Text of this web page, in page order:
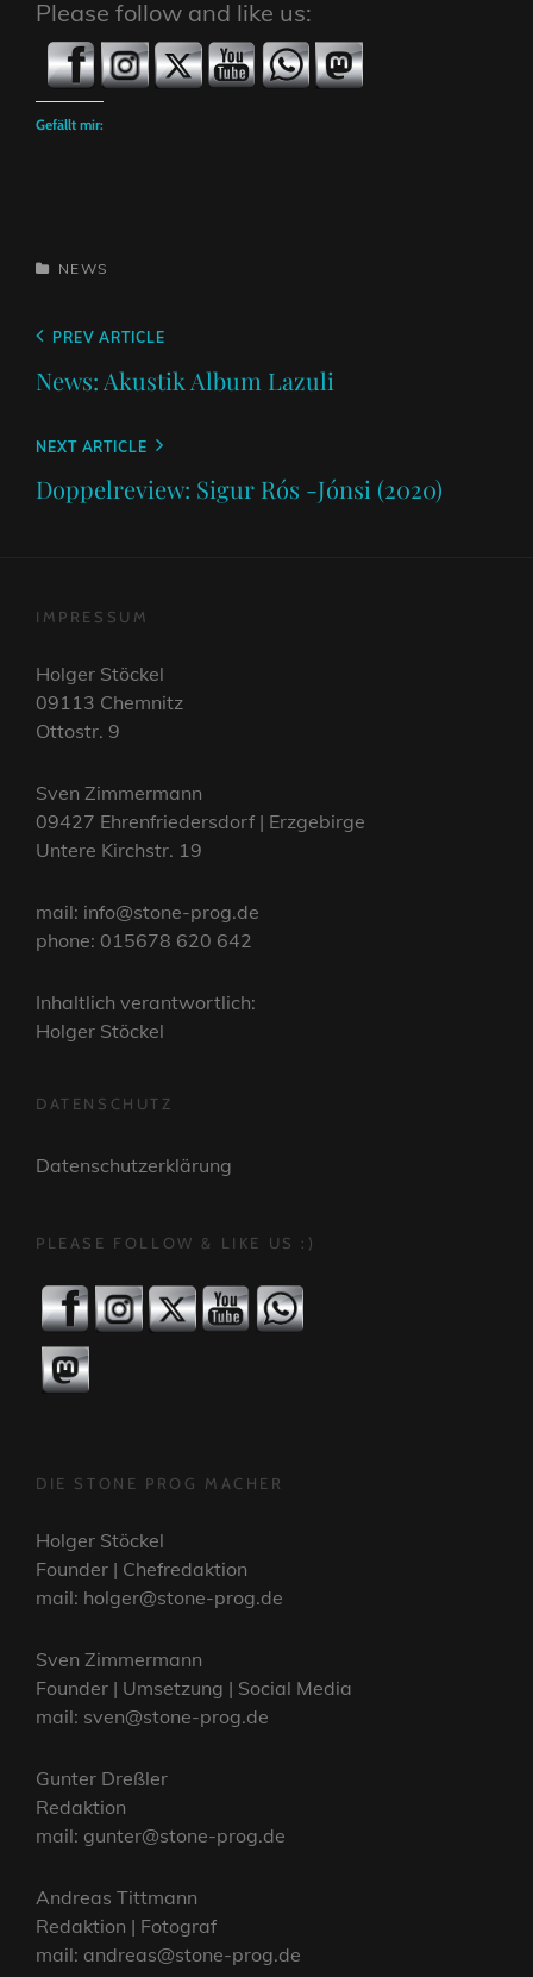
Please follow and like us:
Gefällt mir:
CATEGORIES
NEWS
Beitragsnavigation
Previous
PREV ARTICLE
News: Akustik Album Lazuli
Next
Post
NEXT ARTICLE
Doppelreview: Sigur Rós -Jónsi (2020)
IMPRESSUM
Holger Stöckel
09113 Chemnitz
Ottostr. 9
Sven Zimmermann
09427 Ehrenfriedersdorf | Erzgebirge
Untere Kirchstr. 19
mail: info@stone-prog.de
phone: 015678 620 642
Inhaltlich verantwortlich:
Holger Stöckel
DATENSCHUTZ
Datenschutzerklärung
PLEASE FOLLOW & LIKE US :)
DIE STONE PROG MACHER
Holger Stöckel
Founder | Chefredaktion
mail: holger@stone-prog.de
Sven Zimmermann
Founder | Umsetzung | Social Media
mail: sven@stone-prog.de
Gunter Dreßler
Redaktion
mail: gunter@stone-prog.de
Andreas Tittmann
Redaktion | Fotograf
mail: andreas@stone-prog.de